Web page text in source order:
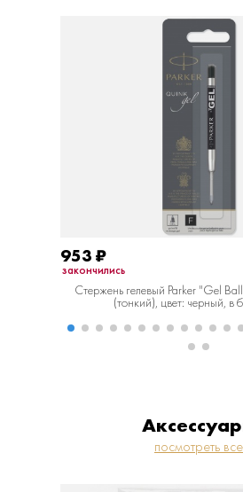
953 ₽
закончились
Cтержень гелевый Parker "Gel
(тонкий), цвет: черный, в
посмотреть все